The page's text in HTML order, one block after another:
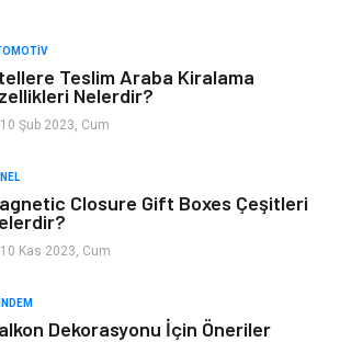
Bilgisayar & Yazılım
Hastalıklar
Alternatif Tıp
Teslim Araba Kiralama
Nelerdir?
Şub 2023, Cum
Closure Gift Boxes Çeşitleri
Kas 2023, Cum
Dekorasyonu İçin Öneriler